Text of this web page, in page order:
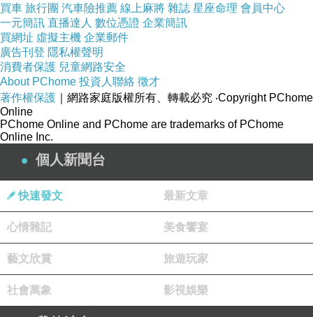
這就是現實社會中殘酷的一面
買車 旅行團 汽車險推薦 線上麻將 雜誌 星座命理 會員中心
一元簡訊 直播達人 數位憑證 企業簡訊
買網址 虛擬主機 企業郵件
廣告刊登 隱私權聲明
消費者保護 兒童網路安全
About PChome 投資人聯絡 徵才
著作權保護 ｜網路家庭版權所有、轉載必究 ‧Copyright PChome
Online
PChome Online and PChome are trademarks of PChome
Online Inc.
個人新聞台
快速發文 最新文章
心情雜記 美食饗宴
藝文欣賞 旅遊玩家
社會萬象 影視娛樂